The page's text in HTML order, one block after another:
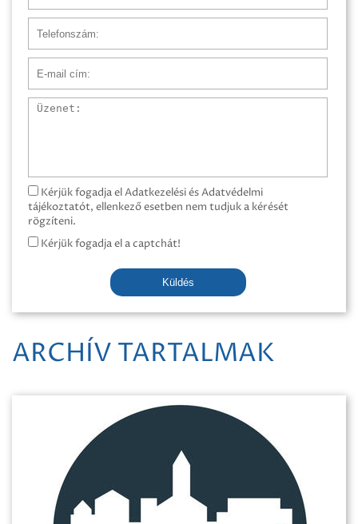
Üzenet
Kérjük fogadja el Adatkezelési és Adatvédelmi
tájékoztatót, ellenkező esetben nem tudjuk a kérését
rögzíteni.
Kérjük fogadja el a captchát!
Küldés
ARCHÍV TARTALMAK